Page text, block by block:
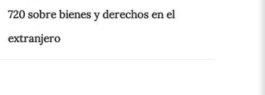
720 sobre bienes y derechos en el
extranjero